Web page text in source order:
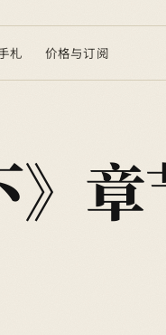
札 价格与订阅
》